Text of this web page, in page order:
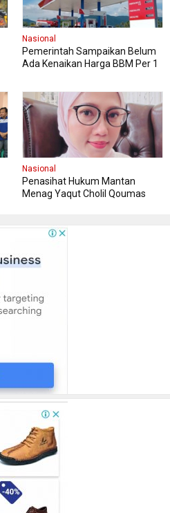
Nasional
Pemerintah Sampaikan Belum
Ada Kenaikan Harga BBM Per 1
Nasional
Penasihat Hukum Mantan
Menag Yaqut Cholil Qoumas